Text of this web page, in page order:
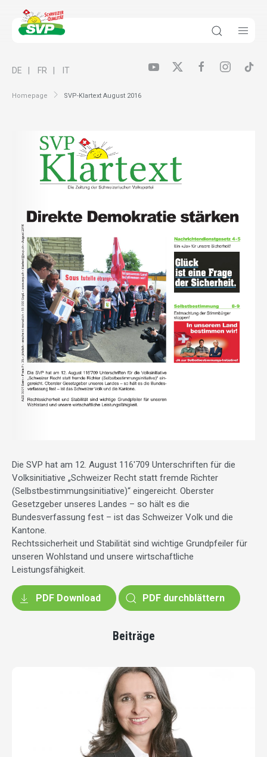
Homepage SVP-Klartext August 2016
DE FR IT
Die SVP hat am 12. August 116'709 Unterschriften für die
Volksinitiative „Schweizer Recht statt fremde Richter
(Selbstbestimmungsinitiative)“ eingereicht. Oberster
Gesetzgeber unseres Landes – so hält es die
Bundesverfassung fest – ist das Schweizer Volk und die
Kantone.
Rechtssicherheit und Stabilität sind wichtige Grundpfeiler für
unseren Wohlstand und unsere wirtschaftliche
Leistungsfähigkeit.
PDF Download PDF durchblättern
Beiträge